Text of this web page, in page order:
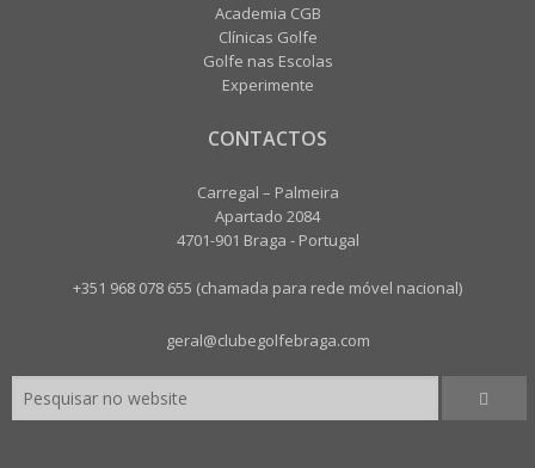
Academia CGB
Clínicas Golfe
Golfe nas Escolas
Experimente
CONTACTOS
Carregal – Palmeira
Apartado 2084
4701-901 Braga - Portugal
+351 968 078 655 (chamada para rede móvel nacional)
geral@clubegolfebraga.com